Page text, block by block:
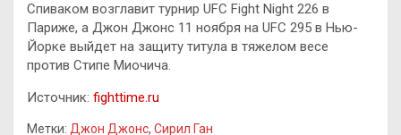
Спиваком возглавит турнир UFC Fight Night 226 в
Париже, а Джон Джонс 11 ноября на UFC 295 в Нью-
Йорке выйдет на защиту титула в тяжелом весе
против Стипе Миочича.
Источник: fighttime.ru
Метки: Джон Джонс, Сирил Ган